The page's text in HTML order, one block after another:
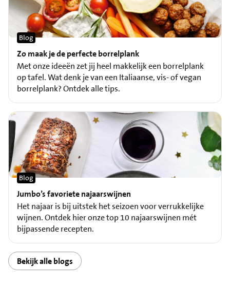
Zo maak je de perfecte borrelplank
Blog
Met onze ideeën zet jij heel makkelijk een borrelplank
op tafel. Wat denk je van een Italiaanse, vis- of vegan
borrelplank? Ontdek alle tips.
Jumbo’s favoriete najaarswijnen
Blog
Het najaar is bij uitstek het seizoen voor verrukkelijke
wijnen. Ontdek hier onze top 10 najaarswijnen mét
bijpassende recepten.
Bekijk alle blogs